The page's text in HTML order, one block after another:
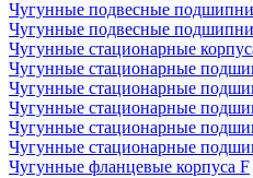
Чугунные подвесные
Чугунные подвесные
Чугунные стационарные
Чугунные стационарные
Чугунные стационарные
Чугунные стационарные
Чугунные стационарные
Чугунные стационарные
Чугунные фланцевые корпуса F